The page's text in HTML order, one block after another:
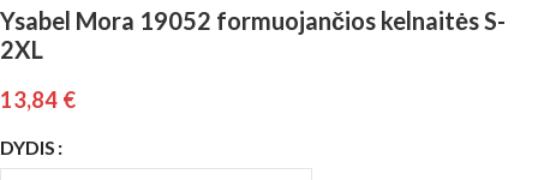
Ysabel Mora 19052 formuojančios kelnaitės S-
2XL
13,84 €
DYDIS